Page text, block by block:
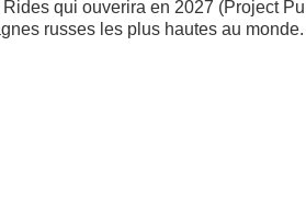
qui ouverira en 2027 (Project
russes les plus hautes au monde.